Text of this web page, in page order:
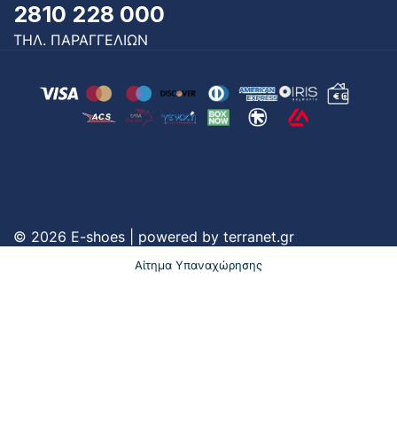
2810 228 000
ΤΗΛ. ΠΑΡΑΓΓΕΛΙΩΝ
© 2026 E-shoes | powered by terranet.gr
Αίτημα Υπαναχώρησης